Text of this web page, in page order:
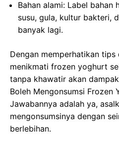
Bahan alami: Label bahan
susu, gula, kultur bakteri,
banyak lagi.
Dengan memperhatikan
menikmati frozen yoghurt
tanpa khawatir akan
Boleh Mengonsumsi Frozen
Jawabannya adalah ya,
mengonsumsinya dengan
berlebihan.